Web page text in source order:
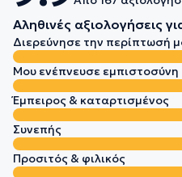
Αληθινές αξιολογήσεις
Διερεύνησε την περίπτωσή
Μου ενέπνευσε εμπιστοσύνη
Έμπειρος & καταρτισμένος
Συνεπής
Προσιτός & φιλικός